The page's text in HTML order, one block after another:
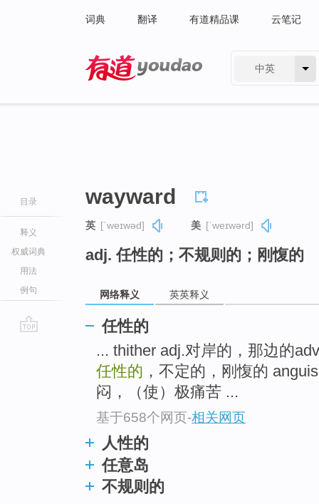
词典 翻译 有道精品课 云笔记
中英
目录
释义
权威词典
用法
例句
wayward
英 [ˈweɪwəd] 美 [ˈweɪwərd]
adj. 任性的；不规则的；刚愎的
网络释义 英英释义
任性的
... thither adj.对岸的，那边的
任性的 ，不定的，刚愎的
闷，（使）极痛苦 ...
基于658个网页-相关网页
人性的
任意岛
不规则的